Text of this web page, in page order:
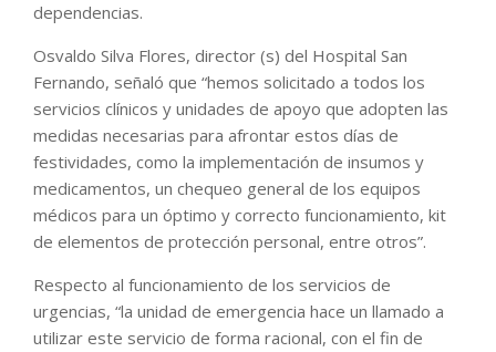
dependencias.
Osvaldo Silva Flores, director (s) del Hospital San
Fernando, señaló que “hemos solicitado a todos los
servicios clínicos y unidades de apoyo que adopten las
medidas necesarias para afrontar estos días de
festividades, como la implementación de insumos y
medicamentos, un chequeo general de los equipos
médicos para un óptimo y correcto funcionamiento, kit
de elementos de protección personal, entre otros”.
Respecto al funcionamiento de los servicios de
urgencias, “la unidad de emergencia hace un llamado a
utilizar este servicio de forma racional, con el fin de